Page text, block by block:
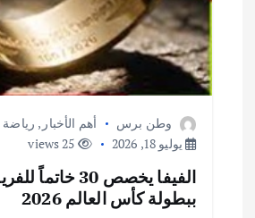
وطن برس أهم الأخبار , رياضة
يوليو 18, 2026
الفيفا يخصص 30
ببطولة كأس العالم 2026